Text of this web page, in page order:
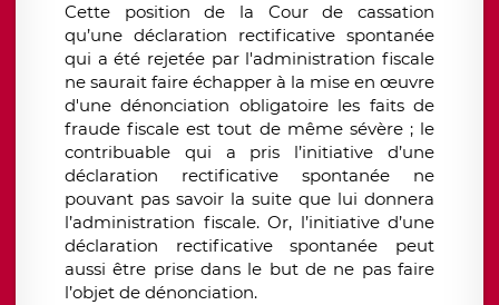
Cette position de la Cour de cassation
qu’une déclaration rectificative spontanée
qui a été rejetée par l'administration fiscale
ne saurait faire échapper à la mise en œuvre
d'une dénonciation obligatoire les faits de
fraude fiscale est tout de même sévère ; le
contribuable qui a pris l’initiative d’une
déclaration rectificative spontanée ne
pouvant pas savoir la suite que lui donnera
l’administration fiscale. Or, l’initiative d’une
déclaration rectificative spontanée peut
aussi être prise dans le but de ne pas faire
l’objet de dénonciation.